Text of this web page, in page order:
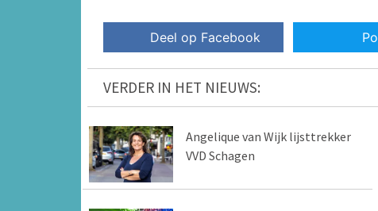
Deel op Facebook
VERDER IN HET NIEUWS:
Angelique van Wijk lijsttrekker
VVD Schagen